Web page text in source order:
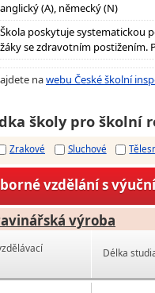
anglický (A), německý (N)
Škola poskytuje systematickou
žáky se zdravotním postižením.
nawebu České školní
školy pro školní
Zrakové Sluchové
vzdělání s
výroba
Délka